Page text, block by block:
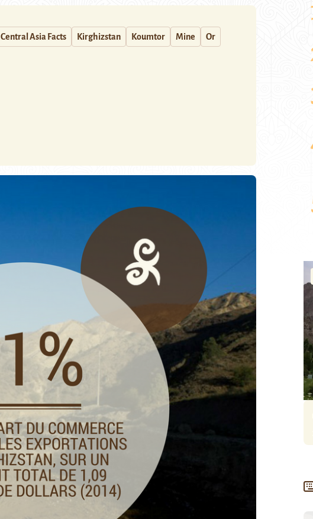
Central Asia Facts Kirghizstan Koumtor Mine Or